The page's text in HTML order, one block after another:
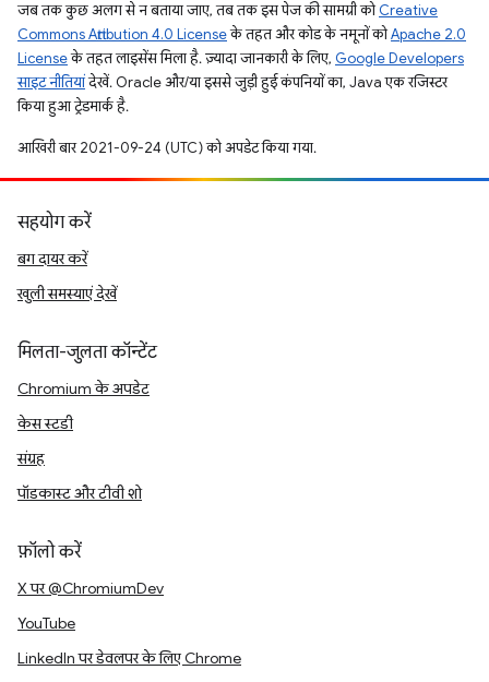
जब तक कुछ अलग से न बताया जाए, तब तक इस पेज की सामग्री कोCreative
Commons Attribution 4.0 Licenseके तहत और कोड के नमूनों कोApache 2.0
Licenseके तहत लाइसेंस मिला है. ज़्यादा जानकारी के लिए, Google Developers
साइट नीतियांदेखें. Oracle और/या इससे जुड़ी हुई कंपनियों का, Java एक रजिस्टर
किया हुआ ट्रेडमार्क है.
आखिरी बार 2021-09-24 (UTC) को अपडेट किया गया.
सहयोग करें
बग दायर करें
खुली समस्याएं देखें
मिलता-जुलता कॉन्टेंट
Chromium के अपडेट
केस स्टडी
संग्रह
पॉडकास्ट और टीवी शो
फ़ॉलो करें
X पर @ChromiumDev
YouTube
LinkedIn पर डेवलपर के लिए Chrome